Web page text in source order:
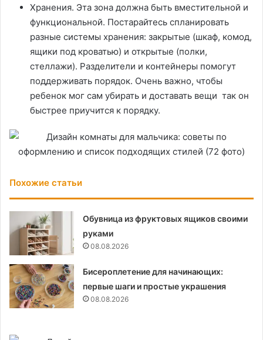
Хранения. Эта зона должна быть вместительной и
функциональной. Постарайтесь спланировать
разные системы хранения: закрытые (шкаф, комод,
ящики под кроватью) и открытые (полки,
стеллажи). Разделители и контейнеры помогут
поддерживать порядок. Очень важно, чтобы
ребенок мог сам убирать и доставать вещи так он
быстрее приучится к порядку.
Похожие статьи
Обувница из фруктовых ящиков своими
руками
08.08.2026
Бисероплетение для начинающих:
первые шаги и простые украшения
08.08.2026